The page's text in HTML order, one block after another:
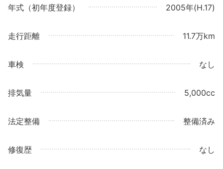
年式（初年度登録） 2005年(H.17)
走行距離 11.7万km
車検 なし
排気量 5,000cc
法定整備 整備済み
修復歴 なし